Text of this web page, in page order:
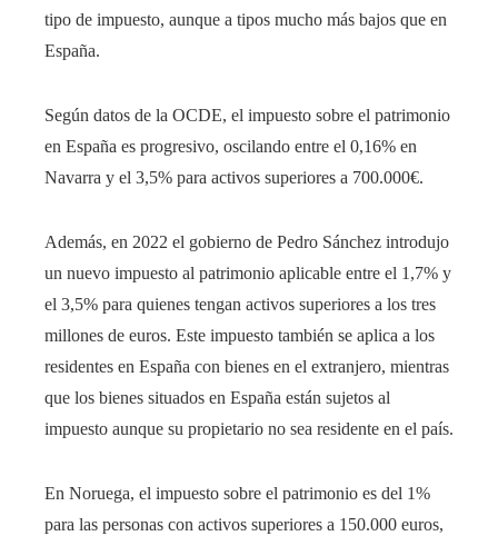
tipo de impuesto, aunque a tipos mucho más bajos que en
España.
Según datos de la OCDE, el impuesto sobre el patrimonio
en España es progresivo, oscilando entre el 0,16% en
Navarra y el 3,5% para activos superiores a 700.000€.
Además, en 2022 el gobierno de Pedro Sánchez introdujo
un nuevo impuesto al patrimonio aplicable entre el 1,7% y
el 3,5% para quienes tengan activos superiores a los tres
millones de euros. Este impuesto también se aplica a los
residentes en España con bienes en el extranjero, mientras
que los bienes situados en España están sujetos al
impuesto aunque su propietario no sea residente en el país.
En Noruega, el impuesto sobre el patrimonio es del 1%
para las personas con activos superiores a 150.000 euros,